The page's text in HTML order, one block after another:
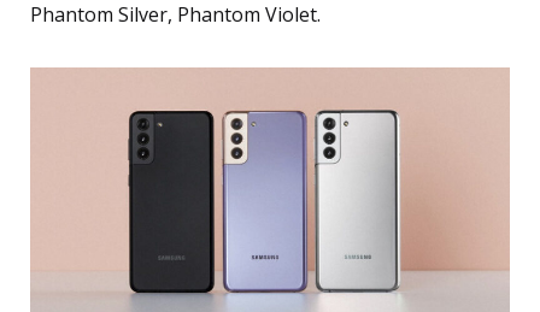
Phantom Silver, Phantom Violet.